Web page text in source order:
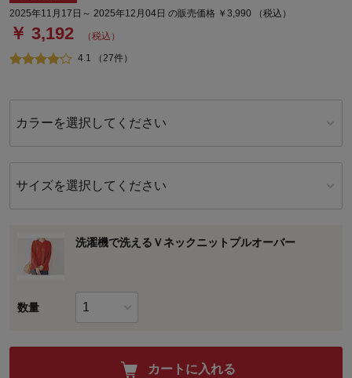
2025年11月17日～ 2025年12月04日 の販売価格 ￥3,990 （税込）
￥ 3,192 （税込）
4.1 （27件）
カラーを選択してください
サイズを選択してください
洗濯機で洗えるＶネックニットプルオーバー
数量
カートに入れる